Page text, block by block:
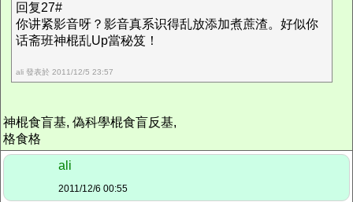
回复27#
你讲紧影音呀？影音真系识得乱放添加煮蔗渣。好似你
话斋班神棍乱Up當秘笈！
ali 發表於 2011/12/5 23:57
神棍食盲基, 偽科學棍食盲反基,
格食格
ali
2011/12/6 00:55